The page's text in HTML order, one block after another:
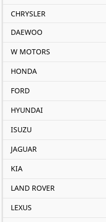
CHRYSLER
DAEWOO
W MOTORS
HONDA
FORD
HYUNDAI
ISUZU
JAGUAR
KIA
LAND ROVER
LEXUS